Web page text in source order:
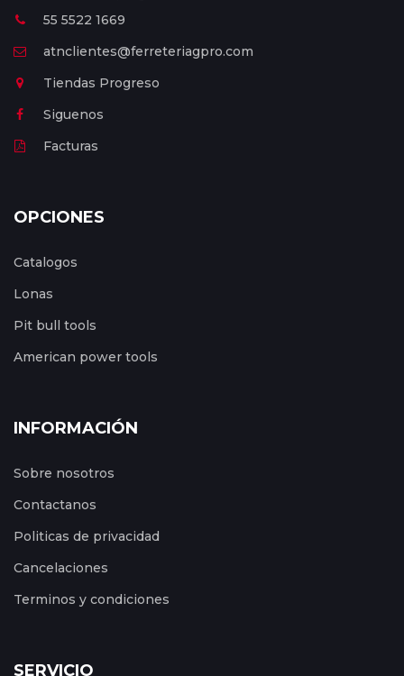
55 5522 1669
atnclientes@ferreteriagpro.com
Tiendas Progreso
Siguenos
Facturas
OPCIONES
Catalogos
Lonas
Pit bull tools
American power tools
INFORMACIÓN
Sobre nosotros
Contactanos
Politicas de privacidad
Cancelaciones
Terminos y condiciones
SERVICIO